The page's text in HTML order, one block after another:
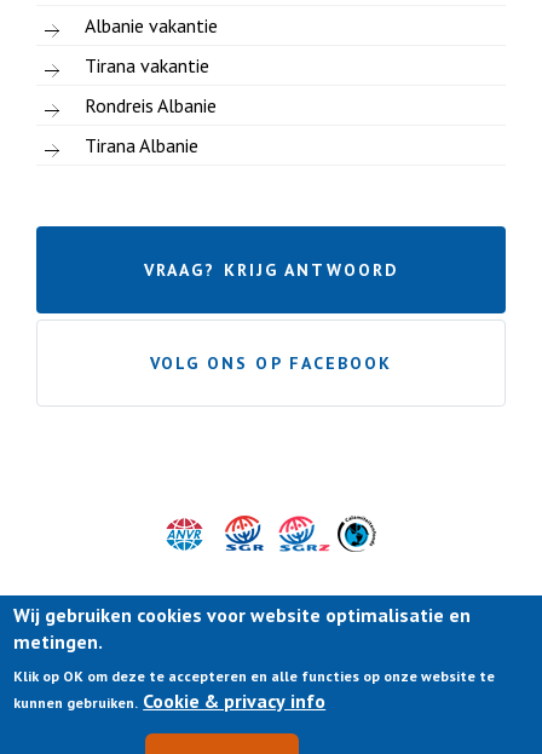
Albanie vakantie
Tirana vakantie
Rondreis Albanie
Tirana Albanie
VRAAG? KRIJG ANTWOORD
VOLG ONS OP FACEBOOK
Wij gebruiken cookies voor website optimalisatie en
metingen.
Klik op OK om deze te accepteren en alle functies op onze website te
kunnen gebruiken. Cookie & privacy info